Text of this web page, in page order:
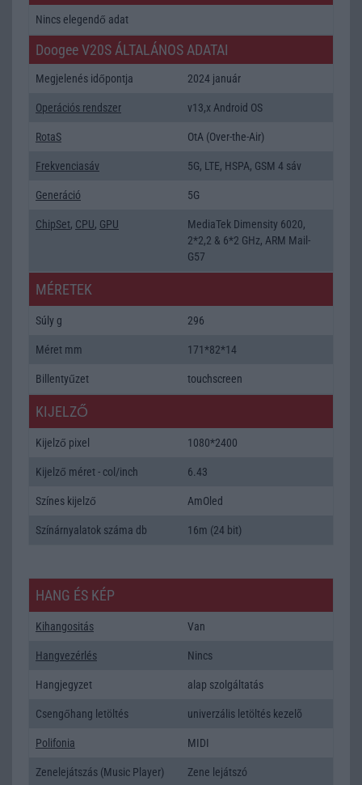
Nincs elegendő adat
Doogee V20S ÁLTALÁNOS ADATAI
Megjelenés időpontja 2024 január
Operációs rendszer v13,x Android OS
RotaS OtA (Over-the-Air)
Frekvenciasáv 5G, LTE, HSPA, GSM 4 sáv
Generáció 5G
ChipSet, CPU, GPU
MediaTek Dimensity 6020,
2*2,2 & 6*2 GHz, ARM Mail-
G57
MÉRETEK
Súly g 296
Méret mm 171*82*14
Billentyűzet touchscreen
KIJELZŐ
Kijelző pixel 1080*2400
Kijelző méret - col/inch 6.43
Színes kijelző AmOled
Színárnyalatok száma db 16m (24 bit)
HANG ÉS KÉP
Kihangositás Van
Hangvezérlés Nincs
Hangjegyzet alap szolgáltatás
Csengőhang letöltés univerzális letöltés kezelõ
Polifonia MIDI
Zenelejátszás (Music Player) Zene lejátszó